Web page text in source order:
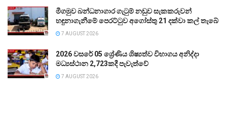
මීගමුව බන්ධනාගාර ගැටුම් නඩුව සැකකරුවන්
හඳුනාගැනීමේ පෙරට්ටුව අගෝස්තු 21 දක්වා කල් තැබේ
7 AUGUST 2026
2026 වසරේ 05 ශ්‍රේණිය ශිෂ්‍යත්ව විභාගය අනිද්දා
මධ්‍යස්ථාන 2,723කදී පැවැත්වේ
7 AUGUST 2026